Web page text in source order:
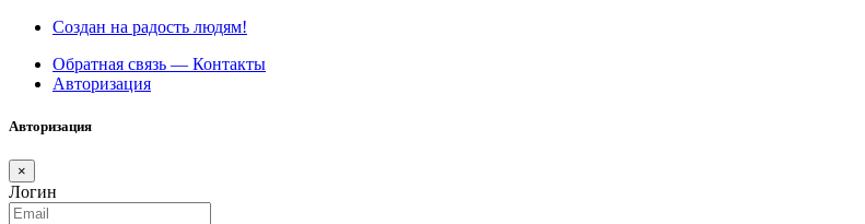
Создан на радость людям!
Обратная связь — Контакты
Авторизация
Авторизация
×
Логин